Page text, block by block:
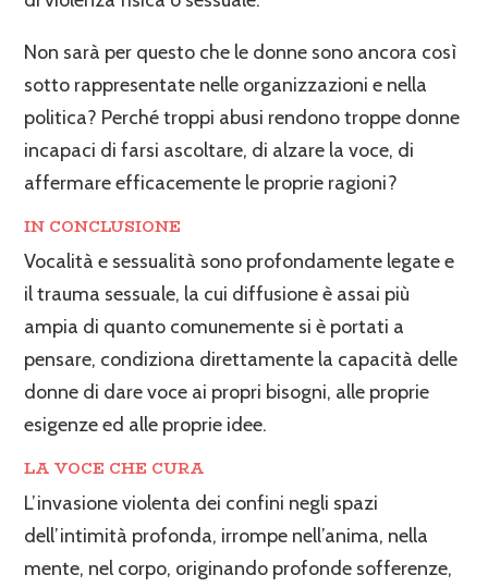
Non sarà per questo che le donne sono ancora così
sotto rappresentate nelle organizzazioni e nella
politica? Perché troppi abusi rendono troppe donne
incapaci di farsi ascoltare, di alzare la voce, di
affermare efficacemente le proprie ragioni?
IN CONCLUSIONE
Vocalità e sessualità sono profondamente legate e
il trauma sessuale, la cui diffusione è assai più
ampia di quanto comunemente si è portati a
pensare, condiziona direttamente la capacità delle
donne di dare voce ai propri bisogni, alle proprie
esigenze ed alle proprie idee.
LA VOCE CHE CURA
L’invasione violenta dei confini negli spazi
dell’intimità profonda, irrompe nell’anima, nella
mente, nel corpo, originando profonde sofferenze,